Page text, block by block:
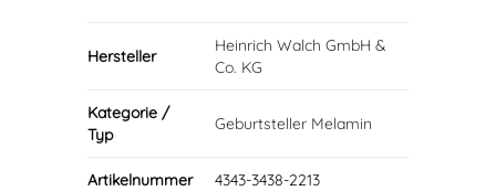
Hersteller
Heinrich Walch GmbH &
Co. KG
Kategorie /
Typ
Geburtsteller Melamin
Artikelnummer 4343-3438-2213